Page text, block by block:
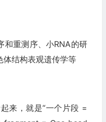
和重测序、小RNA的研
体结构表观遗传学等
来，就是“一个片段 =